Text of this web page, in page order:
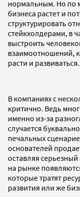
нормальным. Но по
бизнеса растет и
структурировать
стейкхолдерами, в
выстроить
взаимоотношений,
расти и развиваться.
В компаниях с
критично. Ведь
именно из-за
случается
печальных
основателей
оставляя
на рынке
которые тратят
развития или же